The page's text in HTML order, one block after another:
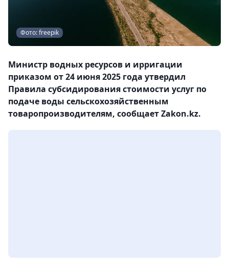
Фото: freepik
Министр водных ресурсов и ирригации
приказом от 24 июня 2025 года утвердил
Правила субсидирования стоимости услуг по
подаче воды сельскохозяйственным
товаропроизводителям, сообщает Zakon.kz.